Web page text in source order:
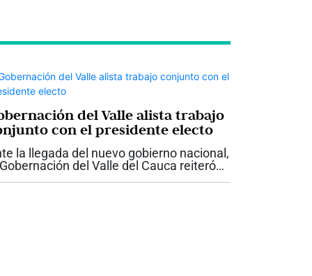
del Valle alista trabajo
con el presidente electo
la llegada del nuevo gobierno nacional,
Gobernación del Valle del Cauca reiteró
disposición para trabajar de manera